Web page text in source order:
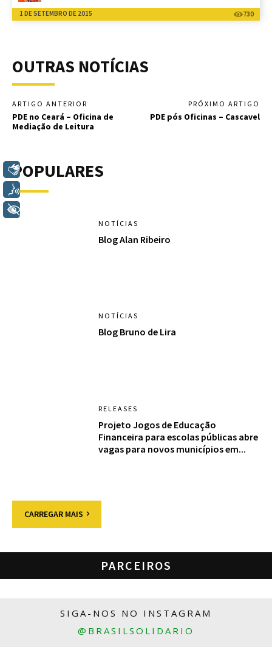
1 DE SETEMBRO DE 2015 730
OUTRAS NOTÍCIAS
ARTIGO ANTERIOR
PDE no Ceará – Oficina de
Mediação de Leitura
PRÓXIMO ARTIGO
PDE pós Oficinas – Cascavel
POPULARES
NOTÍCIAS
Blog Alan Ribeiro
NOTÍCIAS
Blog Bruno de Lira
RELEASES
Projeto Jogos de Educação
Financeira para escolas públicas abre
vagas para novos municípios em...
CARREGAR MAIS
PARCEIROS
SIGA-NOS NO INSTAGRAM
@BRASILSOLIDARIO
Libras
Voz